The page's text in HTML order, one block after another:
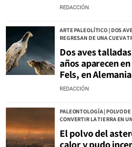
REDACCIÓN
ARTE PALEOLÍTICO | DOS
REGRESAN DE UNA CUEVA
Dos aves
años aparecen
Fels, en Alemania
REDACCIÓN
PALEONTOLOGÍA | POLVO
CONVERTIR LA TIERRA EN
El polvo del